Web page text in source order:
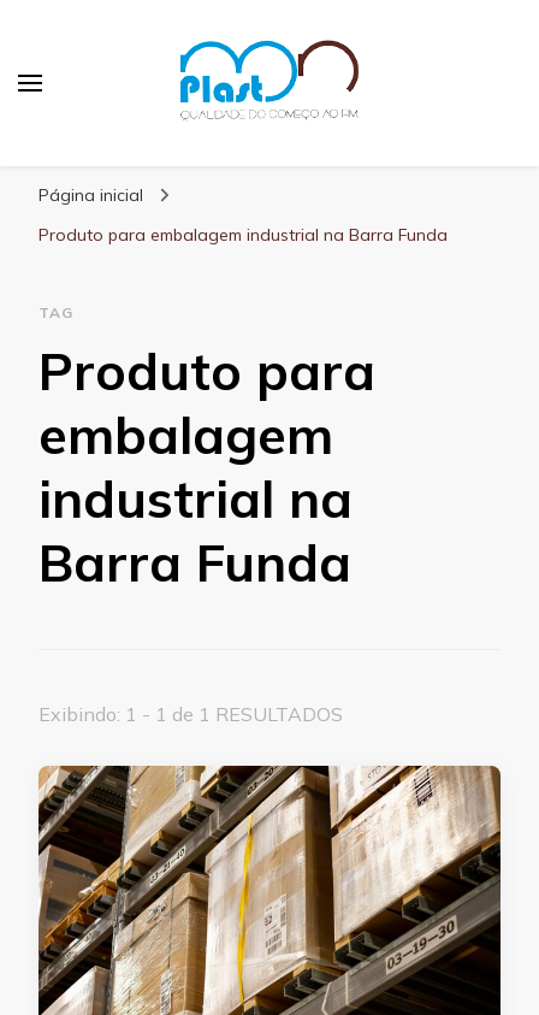
Página inicial
Produto para embalagem industrial na Barra Funda
TAG
Produto para
embalagem
industrial na
Barra Funda
Exibindo: 1 - 1 de 1 RESULTADOS